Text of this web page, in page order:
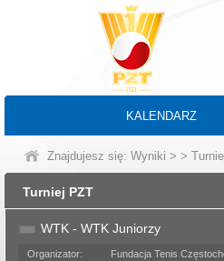
KALENDARZ
Znajdujesz się: Wyniki > >
Turniej PZT
WTK - WTK Juniorzy
Organizator:
Fundacja Tenis